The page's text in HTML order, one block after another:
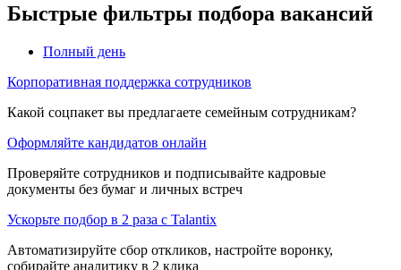
Быстрые фильтры подбора вакансий
Полный день
Корпоративная поддержка сотрудников
Какой соцпакет вы предлагаете семейным сотрудникам?
Оформляйте кандидатов онлайн
Проверяйте сотрудников и подписывайте кадровые
документы без бумаг и личных встреч
Ускорьте подбор в 2 раза с Talantix
Автоматизируйте сбор откликов, настройте воронку,
собирайте аналитику в 2 клика